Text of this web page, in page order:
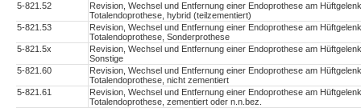
5-821.52
Revision, Wechsel und Entfernung einer Endoprothese am
Totalendoprothese, hybrid (teilzementiert)
5-821.53
Revision, Wechsel und Entfernung einer Endoprothese am
Totalendoprothese, Sonderprothese
5-821.5x
Revision, Wechsel und Entfernung einer Endoprothese am
Sonstige
5-821.60
Revision, Wechsel und Entfernung einer Endoprothese am
Totalendoprothese, nicht zementiert
5-821.61
Revision, Wechsel und Entfernung einer Endoprothese am
Totalendoprothese, zementiert oder n.n.bez.